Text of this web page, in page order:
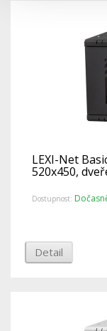
LEXI-Net
520x450,
Dostupnost:
Detail